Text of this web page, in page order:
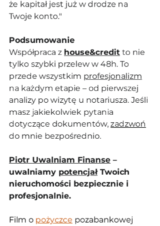
że kapitał jest już w drodze na
Twoje konto."
Podsumowanie
Współpraca z house&credit to nie
tylko szybki przelew w 48h. To
przede wszystkim profesjonalizm
na każdym etapie – od pierwszej
analizy po wizytę u notariusza. Jeśli
masz jakiekolwiek pytania
dotyczące dokumentów, zadzwoń
do mnie bezpośrednio.
Piotr Uwalniam Finanse –
uwalniamy potencjał Twoich
nieruchomości bezpiecznie i
profesjonalnie.
Film o pożyczce pozabankowej